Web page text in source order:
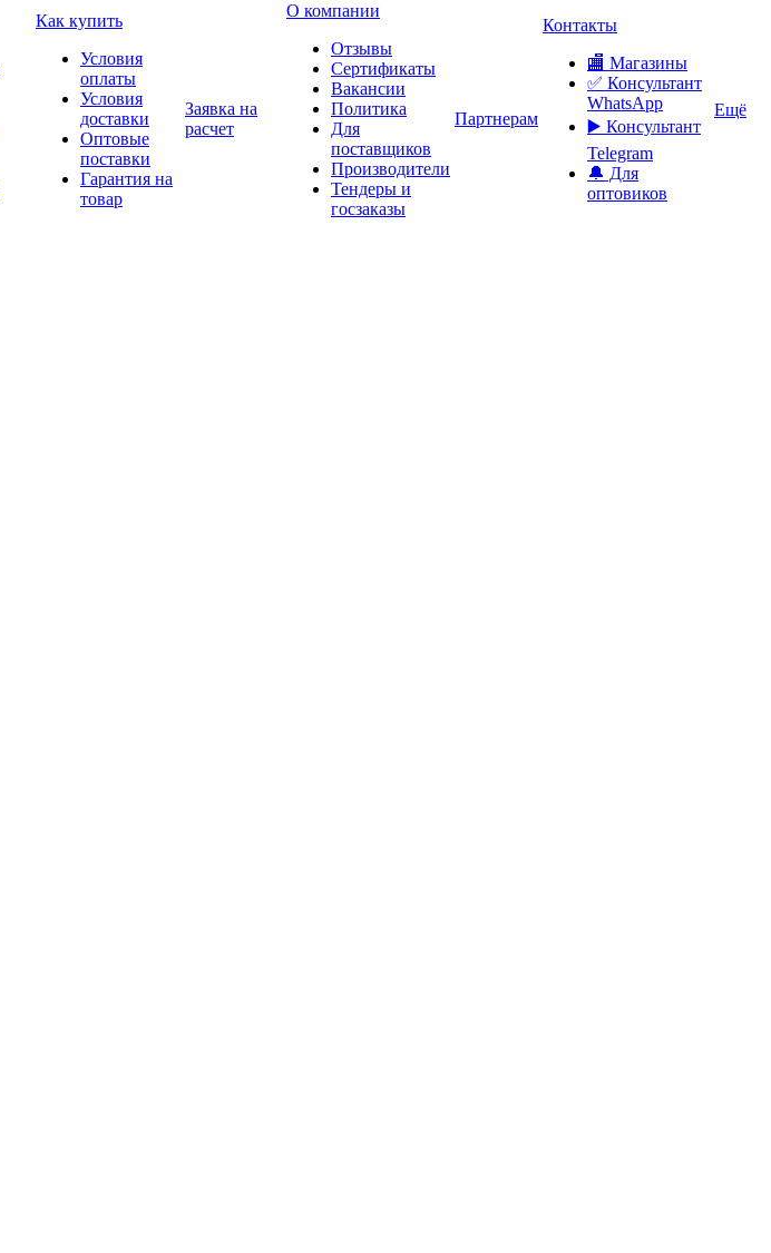
Как купить
Условия
оплаты
Условия
доставки
Оптовые
поставки
Гарантия на
товар
Заявка на
расчет
О компании
Отзывы
Сертификаты
Вакансии
Политика
Для
поставщиков
Производители
Тендеры и
госзаказы
Партнерам
Контакты
🏬 Магазины
✅️ Консультант
WhatsApp
▶️ Консультант
Telegram
🔔 Для
оптовиков
Ещё